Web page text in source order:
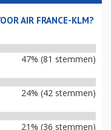
AIR FRANCE-KLM?
47% (81 stemmen)
24% (42 stemmen)
21% (36 stemmen)